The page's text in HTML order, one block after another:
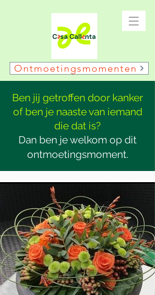
Ontmoetingsmomenten
Ben jij getroffen door kanker
of ben je naaste van iemand
die dat is?
Dan ben je welkom op dit
ontmoetingsmoment.